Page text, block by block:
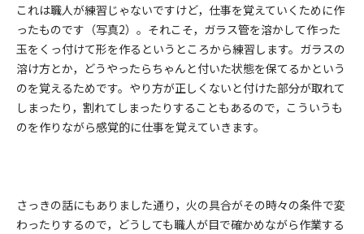
これは職人が練習じゃないですけど，仕事を覚えていくために作
ったものです（写真2）。それこそ，ガラス管を溶かして作った
玉をくっ付けて形を作るというところから練習します。ガラスの
溶け方とか，どうやったらちゃんと付いた状態を保てるかという
のを覚えるためです。やり方が正しくないと付けた部分が取れて
しまったり，割れてしまったりすることもあるので，こういうも
のを作りながら感覚的に仕事を覚えていきます。
さっきの話にもありました通り，火の具合がその時々の条件で変
わったりするので，どうしても職人が目で確かめながら作業する